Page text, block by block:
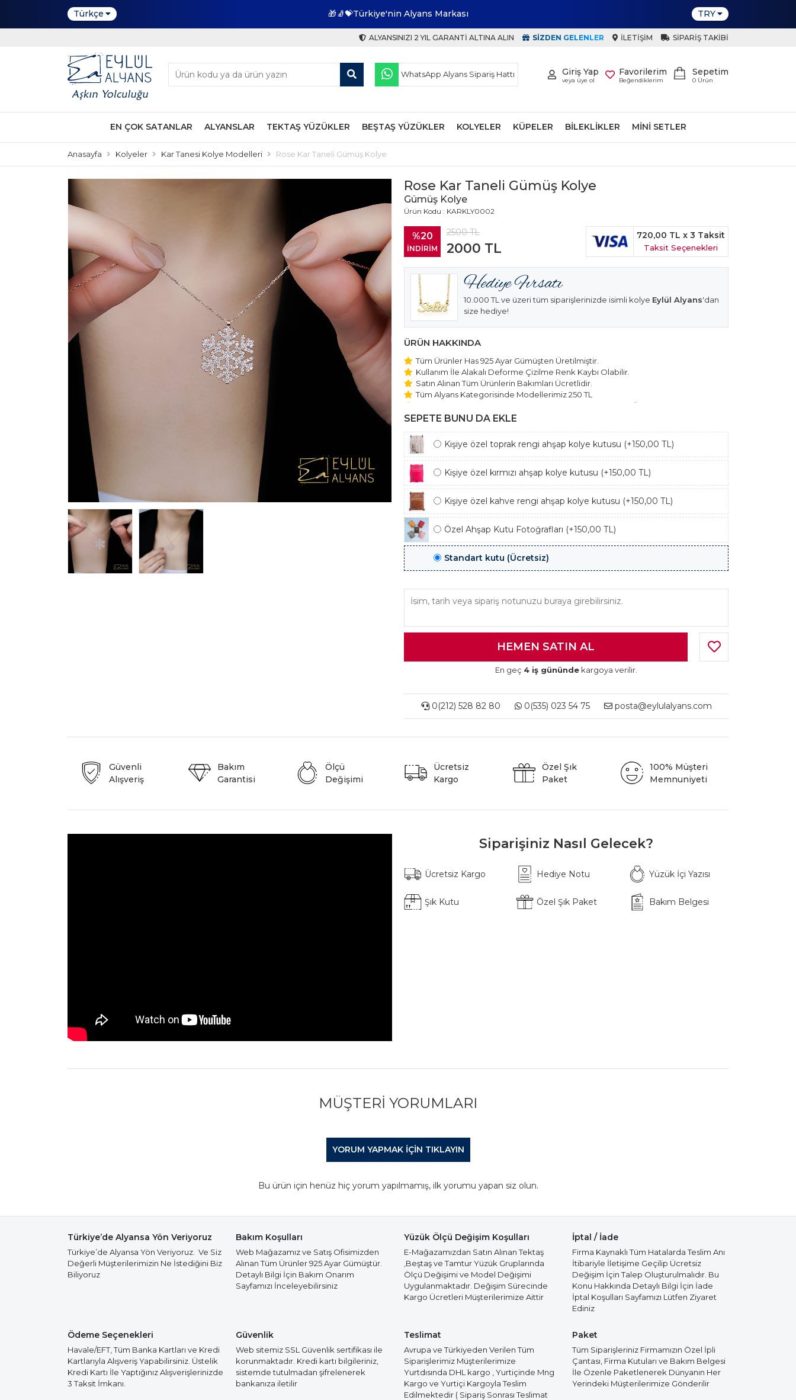
Türkçe 🎁🧦💝Türkiye'nin Alyans Markası TRY
ALYANSINIZI 2 YIL GARANTI ALTINA ALIN SIZDEN GELENLER İLETIŞIM SIPARIŞ TAKIBI
Sepetim
0 Ürün
Favorilerim
Beğendiklerim
Giriş Yap
veya üye ol
WhatsApp Alyans Sipariş Hattı
EN ÇOK SATANLAR ALYANSLAR TEKTAŞ YÜZÜKLER BEŞTAŞ YÜZÜKLER KOLYELER KÜPELER BILEKLIKLER MINI SETLER
Anasayfa Kolyeler Kar Tanesi Kolye Modelleri Rose Kar Taneli Gümüş Kolye
Rose Kar Taneli Gümüş Kolye
Gümüş Kolye
Ürün Kodu : KARKLY0002
%20
İNDİRİM
2500TL
2000 TL
720,00 TL x 3 Taksit
Taksit Seçenekleri
10.000 TL ve üzeri tüm siparişlerinizde isimli kolye Eylül Alyans'dan
size hediye!
ÜRÜN HAKKINDA
Tüm Ürünler Has 925 Ayar Gümüşten Üretilmiştir.
Kullanım İle Alakalı Deforme Çizilme Renk Kaybı Olabilir.
Satın Alınan Tüm Ürünlerin Bakımları Ücretlidir.
Tüm Alyans Kategorisinde Modellerimiz 250 TL
Beştaş Tektaş Kolye ve Bileklik Modellerimiz 150 TL Sabit Ücret ile Hareket
Edilmektedir.
SEPETE BUNU DA EKLE
Kişiye özel toprak rengi ahşap kolye kutusu (+150,00 TL)
Kişiye özel kırmızı ahşap kolye kutusu (+150,00 TL)
Kişiye özel kahve rengi ahşap kolye kutusu (+150,00 TL)
Özel Ahşap Kutu Fotoğrafları (+150,00 TL)
Standart kutu (Ücretsiz)
En geç 4 iş gününde kargoya verilir.
0(212) 528 82 80 0(535) 023 54 75 posta@eylulalyans.com
Güvenli
Alışveriş
Bakım
Garantisi
Ölçü
Değişimi
Ücretsiz
Kargo
Özel Şık
Paket
100% Müşteri
Memnuniyeti
Siparişiniz Nasıl Gelecek?
Ücretsiz Kargo Hediye Notu Yüzük İçi Yazısı
Şık Kutu Özel Şık Paket Bakım Belgesi
MÜŞTERI YORUMLARI
YORUM YAPMAK IÇIN TIKLAYIN
Bu ürün için henüz hiç yorum yapılmamış, ilk yorumu yapan siz olun.
Türkiye’de Alyansa Yön Veriyoruz
Türkiye’de Alyansa Yön Veriyoruz. Ve Siz
Değerli Müşterilerimizin Ne İstediğini Biz
Biliyoruz
Bakım Koşulları
Web Mağazamız ve Satış Ofisimizden
Alınan Tüm Ürünler 925 Ayar Gümüştür.
Detaylı Bilgi İçin Bakım Onarım
Sayfamızı İnceleyebilirsiniz
Yüzük Ölçü Değişim Koşulları
E-Mağazamızdan Satın Alınan Tektaş
,Beştaş ve Tamtur Yüzük Gruplarında
Ölçü Değişimi ve Model Değişimi
Uygulanmaktadır. Değişim Sürecinde
Kargo Ücretleri Müşterilerimize Aittir
İptal / İade
Firma Kaynaklı Tüm Hatalarda Teslim Anı
İtibariyle İletişime Geçilip Ücretsiz
Değişim İçin Talep Oluşturulmalıdır. Bu
Konu Hakkında Detaylı Bilgi İçin İade
İptal Koşulları Sayfamızı Lütfen Ziyaret
Ediniz
Ödeme Seçenekleri
Havale/EFT, Tüm Banka Kartları ve Kredi
Kartlarıyla Alışveriş Yapabilirsiniz. Üstelik
Kredi Kartı İle Yaptığınız Alışverişlerinizde
3 Taksit İmkanı.
Güvenlik
Web sitemiz SSL Güvenlik sertifikası ile
korunmaktadır. Kredi kartı bilgileriniz,
sistemde tutulmadan şifrelenerek
bankanıza iletilir
Teslimat
Avrupa ve Türkiyeden Verilen Tüm
Siparişlerimiz Müşterilerimize
Yurtdısında DHL kargo , Yurtiçinde Mng
Kargo ve Yurtiçi Kargoyla Teslim
Edilmektedir ( Sipariş Sonrası Teslimat
Paket
Tüm Siparişleriniz Firmamızın Özel İpli
Çantası, Firma Kutuları ve Bakım Belgesi
İle Özenle Paketlenerek Dünyanın Her
Yerindeki Müşterilerimize Gönderilir